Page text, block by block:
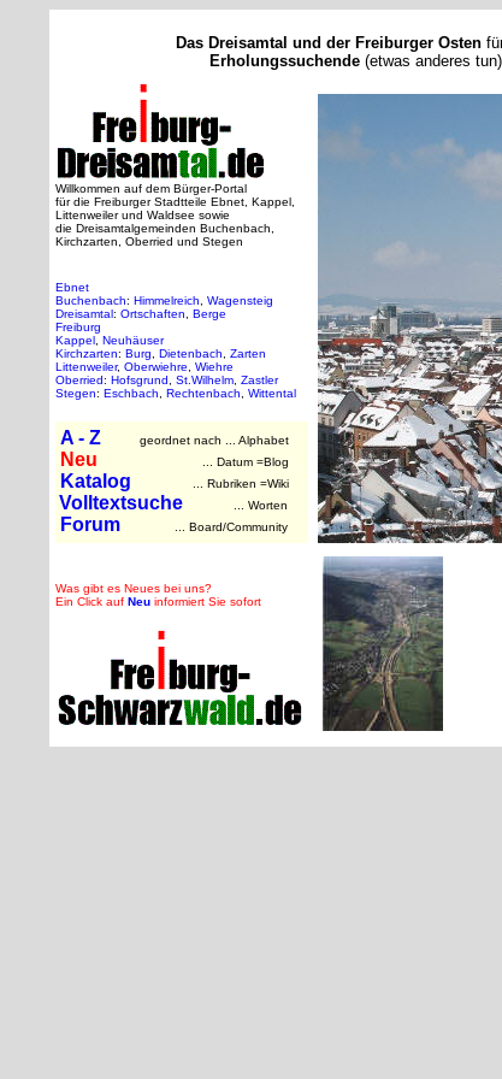
Das Dreisamtal und der Freiburger Osten
Erholungssuchende (etwas anderes tun)
Willkommen auf dem Bürger-Portal
für die Freiburger Stadtteile Ebnet, Kappel,
Littenweiler und Waldsee sowie
die Dreisamtalgemeinden Buchenbach,
Kirchzarten, Oberried und Stegen
Ebnet
Buchenbach: Himmelreich
Wagensteig
Dreisamtal: Ortschaften
Berge
Freiburg
Kappel Neuhäuser
Kirchzarten: Burg Dietenbach
Zarten
Littenweiler, Oberwiehre
Wiehre
Oberried: Hofsgrund St.Wilhelm Zastler
Stegen: Eschbach Rechtenbach Wittental
A - Z geordnet nach ... Alphabet
Neu ... Datum =Blog
Katalog ... Rubriken =Wiki
Volltextsuche ... Worten
Forum ... Board/Community
Was gibt es Neues bei uns?
Ein Click auf Neu informiert Sie sofort